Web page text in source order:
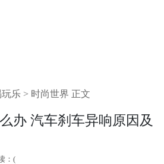
玩乐 > 时尚世界 正文
办 汽车刹车异响原因及
：(